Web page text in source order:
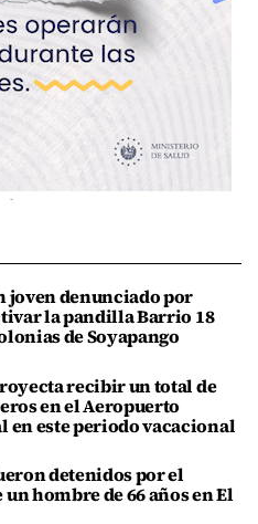
joven denunciado por
la pandilla Barrio 18
de Soyapango
recibir un total de
en el Aeropuerto
este periodo vacacional
detenidos por el
hombre de 66 años en El